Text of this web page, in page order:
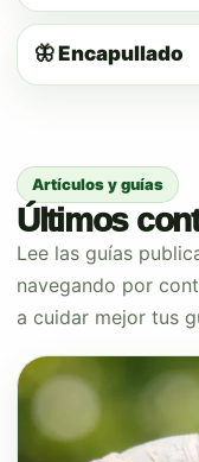
🦋 Encapullado
Artículos y guías
Últimos
Lee las guías
navegando por
a cuidar mejor tus